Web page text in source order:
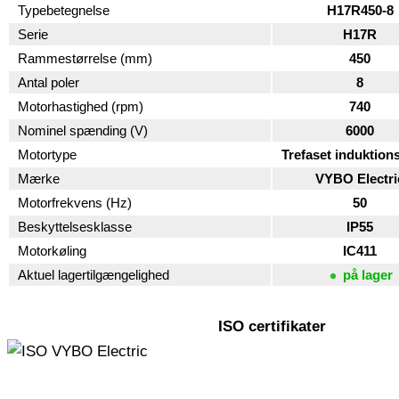
Typebetegnelse
H17R450-8
Serie
H17R
Rammestørrelse (mm)
450
Antal poler
8
Motorhastighed (rpm)
740
Nominel spænding (V)
6000
Motortype
Trefaset
Mærke
VYBO
Motorfrekvens (Hz)
50
Beskyttelsesklasse
IP55
Motorkøling
IC411
Aktuel lagertilgængelighed
på lager
ISO certifikater